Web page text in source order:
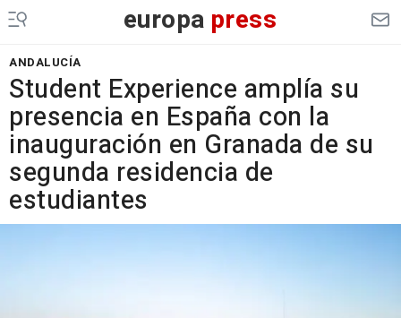
europa press
ANDALUCÍA
Student Experience amplía su
presencia en España con la
inauguración en Granada de su
segunda residencia de
estudiantes